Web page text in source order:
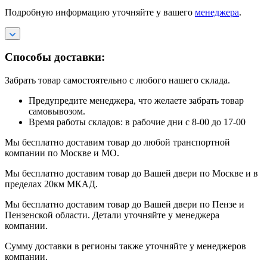
Подробную информацию уточняйте у вашего менеджера.
Способы доставки:
Забрать товар самостоятельно с любого нашего склада.
Предупредите менеджера, что желаете забрать товар
самовывозом.
Время работы складов: в рабочие дни с 8-00 до 17-00
Мы бесплатно доставим товар до любой транспортной
компании по Москве и МО.
Мы бесплатно доставим товар до Вашей двери по Москве и в
пределах 20км МКАД.
Мы бесплатно доставим товар до Вашей двери по Пензе и
Пензенской области. Детали уточняйте у менеджера
компании.
Сумму доставки в регионы также уточняйте у менеджеров
компании.